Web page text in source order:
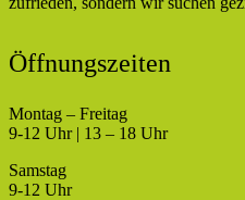
Öffnungszeiten
Montag – Freitag
9-12 Uhr | 13 – 18 Uhr
Samstag
9-12 Uhr